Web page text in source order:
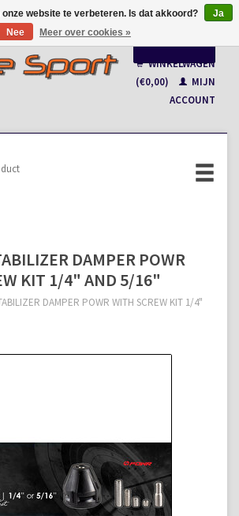
Français
WINKELWAGEN
(€0,00)
MIJN
ACCOUNT
DAMPER POWR
KIT 1/4" AND 5/16"
DAMPER POWR WITH SCREW KIT 1/4"
website te verbeteren. Is dat akkoord?
Ja
Nee
Meer over cookies »